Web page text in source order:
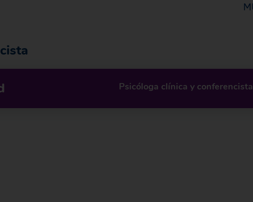
Psicóloga clínica y conferencista